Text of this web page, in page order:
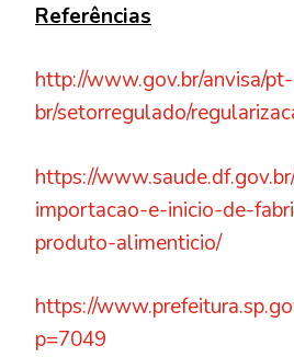
Referências
http://www.gov.br/anvisa/pt-
br/setorregulado/
https://
importacao-e-inicio-de-
produto-alimenticio/
https://
p=7049